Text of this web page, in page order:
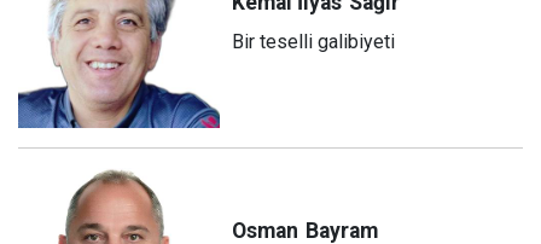
Bir teselli galibiyeti
Osman Bayram